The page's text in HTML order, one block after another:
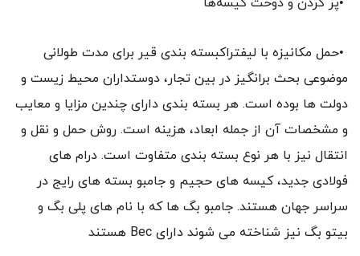
•حمل مکانیزه با لیفتراکبسته بندی قیر برای مدت طولانی
موضوعی بحث برانگیز در بین تجار، دوستداران محیط زیست و
دولت ها بوده است. هر بسته بندی دارای چندین مزایا و معایب
و مشخصات آن از جمله ابعاد، هزینه است. روش حمل و نقل و
انتقال نیز با هر نوع بسته بندی متفاوت است. درام های
فولادی جدید، کیسه های حجیم و جامبو بسته های رایج در
سراسر جهان هستند. جامبو بگ ها که با نام های پلی بگ و
بیتو بگ نیز شناخته می شوند دارای Bec هستند